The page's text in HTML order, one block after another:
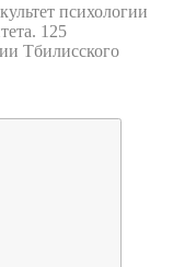
психологии
125
Тбилисского